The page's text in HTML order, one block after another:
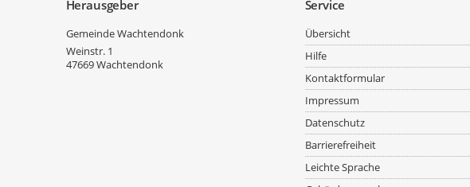
Herausgeber
Gemeinde Wachtendonk
Weinstr. 1
47669Wachtendonk
Service
Übersicht
Hilfe
Kontaktformular
Impressum
Datenschutz
Barrierefreiheit
Leichte Sprache